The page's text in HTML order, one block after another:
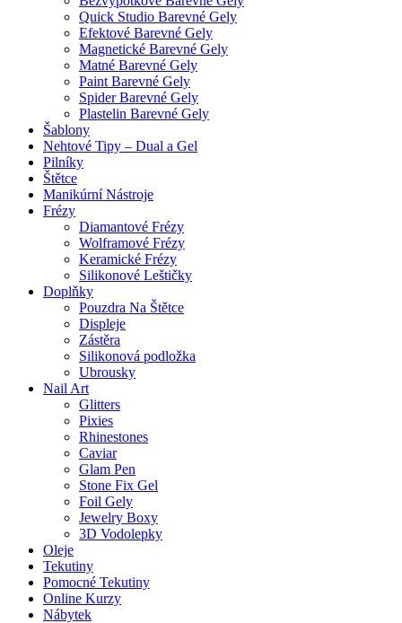
Quick Studio Barevné Gely
Efektové Barevné Gely
Magnetické Barevné Gely
Matné Barevné Gely
Paint Barevné Gely
Spider Barevné Gely
Plastelin Barevné Gely
Šablony
Nehtové Tipy – Dual a Gel
Pilníky
Štětce
Manikúrní Nástroje
Frézy
Diamantové Frézy
Wolframové Frézy
Keramické Frézy
Silikonové Leštičky
Doplňky
Pouzdra Na Štětce
Displeje
Zástěra
Silikonová podložka
Ubrousky
Nail Art
Glitters
Pixies
Rhinestones
Caviar
Glam Pen
Stone Fix Gel
Foil Gely
Jewelry Boxy
3D Vodolepky
Oleje
Tekutiny
Pomocné Tekutiny
Online Kurzy
Nábytek